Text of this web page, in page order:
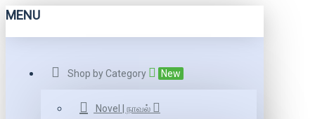
MENU
Shop by Category New
Novel | நாவல்